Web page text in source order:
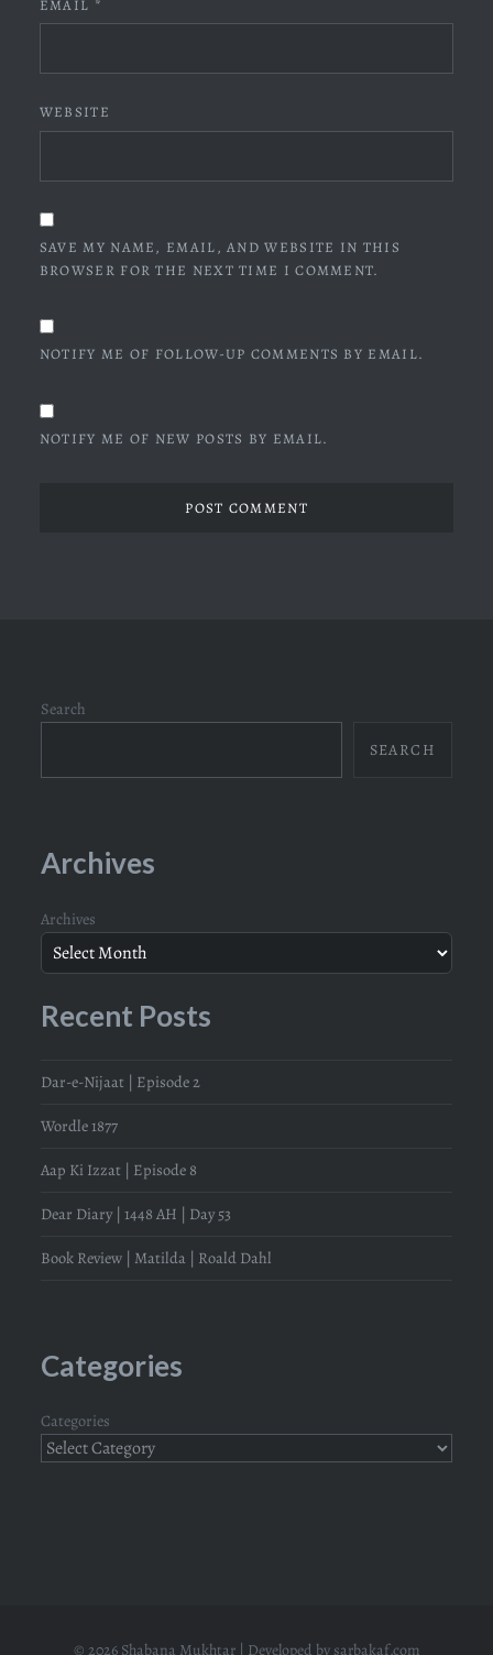
EMAIL *
WEBSITE
SAVE MY NAME, EMAIL, AND WEBSITE IN THIS
BROWSER FOR THE NEXT TIME I COMMENT.
NOTIFY ME OF FOLLOW-UP COMMENTS BY EMAIL.
NOTIFY ME OF NEW POSTS BY EMAIL.
Search
SEARCH
Archives
Archives
Recent Posts
Dar-e-Nijaat | Episode 2
Wordle 1877
Aap Ki Izzat | Episode 8
Dear Diary | 1448 AH | Day 53
Book Review | Matilda | Roald Dahl
Categories
Categories
© 2026 Shabana Mukhtar | Developed by sarbakaf.com